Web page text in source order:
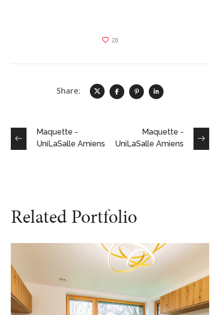
20
Share:
Maquette -
UniLaSalle Amiens
Maquette -
UniLaSalle Amiens
Related Portfolio
Bureaux FEELING